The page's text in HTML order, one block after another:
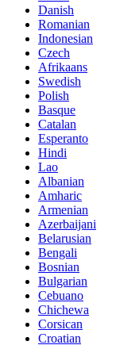
Danish
Romanian
Indonesian
Czech
Afrikaans
Swedish
Polish
Basque
Catalan
Esperanto
Hindi
Lao
Albanian
Amharic
Armenian
Azerbaijani
Belarusian
Bengali
Bosnian
Bulgarian
Cebuano
Chichewa
Corsican
Croatian